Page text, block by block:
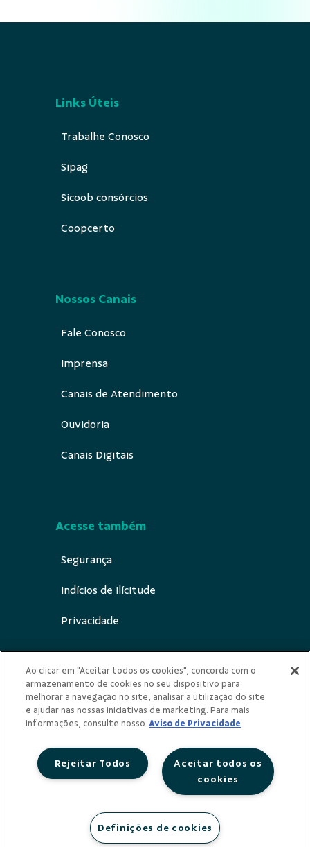
Links Úteis
Trabalhe Conosco
Sipag
Sicoob consórcios
Coopcerto
Nossos Canais
Fale Conosco
Imprensa
Canais de Atendimento
Ouvidoria
Canais Digitais
Acesse também
Segurança
Indícios de Ilícitude
Privacidade
Redes Sociais
Cooperativa de Crédito de Livre Admissão
Ao clicar em "Aceitar todos os cookies", concorda com o
armazenamento de cookies no seu dispositivo para
melhorar a navegação no site, analisar a utilização do site
e ajudar nas nossas iniciativas de marketing. Para mais
informações, consulte nosso Aviso de Privacidade
Aceitar todos os
cookies
Rejeitar Todos
Definições de cookies